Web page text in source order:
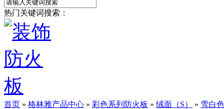
热门关键词搜索：
首页 » 格林雅产品中心 » 彩色系列防火板 » 绒面（S） » 雪白